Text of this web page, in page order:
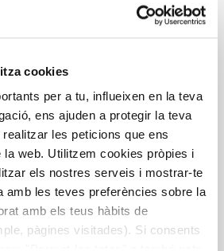
cookies
per a tu, influeixen en la teva
ens ajuden a protegir la teva
les peticions que ens
la web. Utilitzem cookies pròpies i
els nostres serveis i mostrar-te
amb les teves preferències sobre la
amb els teus hàbits de
pàgines visitades). Si consents
recetas
información